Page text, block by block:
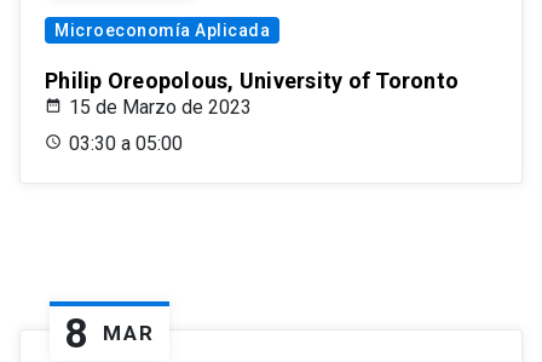
Microeconomía Aplicada
Philip Oreopolous, University of Toronto
15 de Marzo de 2023
03:30 a 05:00
8 MAR